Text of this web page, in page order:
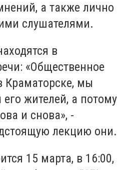
а также лично
слушателями.
в
«Общественное
Краматорске, мы
жителей, а потому
и снова», -
лекцию они.
15 марта, в 16:00,